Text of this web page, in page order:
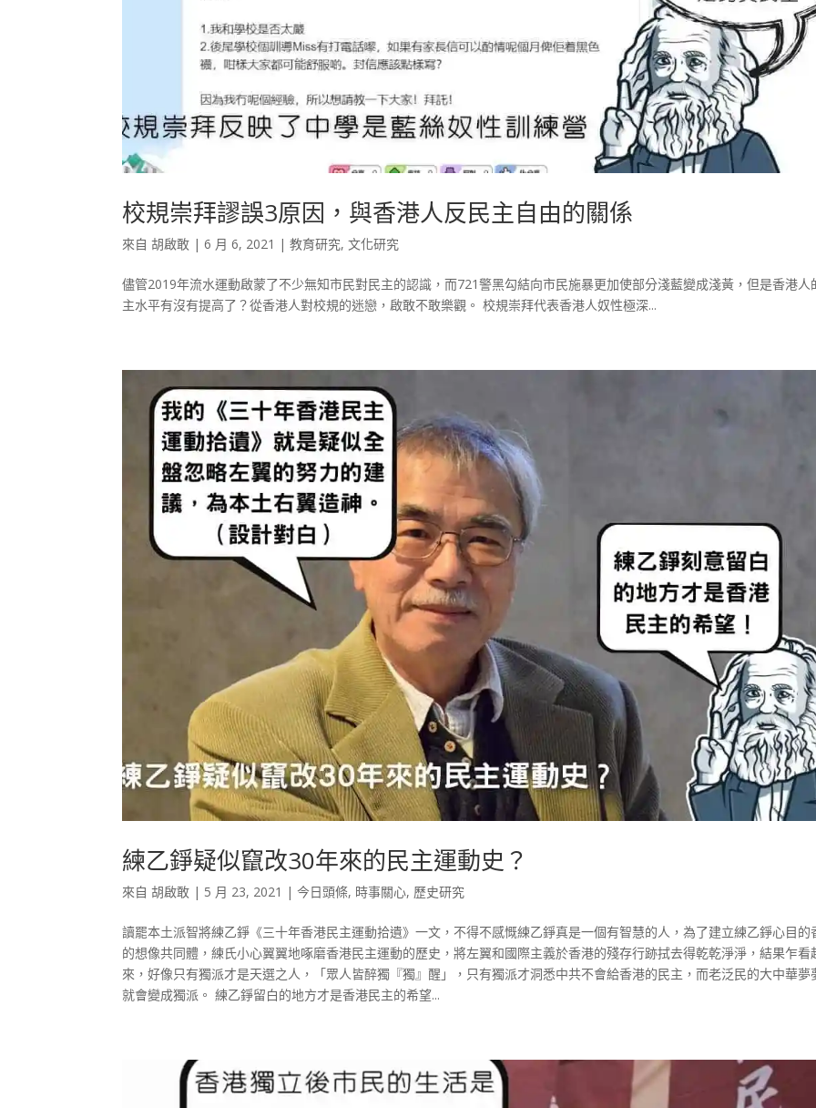
校規崇拜謬誤3原因，與香港人反民主自由的關係
來自胡啟敢 |6 月 6, 2021 |教育研究,文化研究
儘管2019年流水運動啟蒙了不少無知市民對民主的認識，而721警黑勾結向市民施暴更加使部分淺藍變成淺黃，但是香港人
主水平有沒有提高了？從香港人對校規的迷戀，啟敢不敢樂觀。 校規崇拜代表香港人奴性極深...
練乙錚疑似竄改30年來的民主運動史？
來自胡啟敢 | 5 月 23, 2021 |今日頭條, 時事關心, 歷史研究
讀罷本土派智將練乙錚《三十年香港民主運動拾遺》一文，不得不感慨練乙錚真是一個有智慧的人，為了建立練乙錚心目的
的想像共同體，練氏小心翼翼地啄磨香港民主運動的歷史，將左翼和國際主義於香港的殘存行跡拭去得乾乾淨淨，結果乍看
來，好像只有獨派才是天選之人，「眾人皆醉獨『獨』醒」，只有獨派才洞悉中共不會給香港的民主，而老泛民的大中華夢
就會變成獨派。 練乙錚留白的地方才是香港民主的希望...